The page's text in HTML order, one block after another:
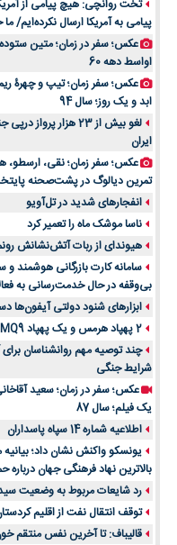
راهنمای جامع بهترین کفش
روزمره | بررسی ۱۲ مدل برتر
تخت روانچی: هیچ پیامی از
پیامی به آمریکا ارسال نکرده‌ایم/
عکس؛ سفر در زمان؛ متین
اواسط دهه 60
عکس؛ سفر زمان؛ تیپ و چهرۀ
ابد و یک روز؛ سال 94
لغو بیش از 23 هزار
ایران
عکس؛ سفر زمان؛ نقی، ارسطو،
تمرین دیالوگ در پشت‌صحنه
انفجارهای شدید در تل‌آویو
ناسا موشک ماه را تعمیر کرد
هیوندای از ربات آتش‌نشانش
سامانه کارت بازرگانی هوشمند و
بی‌وقفه در حال خدمت‌رسانی به
ابزارهای شنود دولتی آیفون‌ها
2 پهپاد هرمس و یک پهپاد MQ9 در اصفهان منهدم شد
چند توصیه مهم روانشناسان برای
شرایط جنگی
عکس؛ سفر در زمان؛ سعید
یک فیلم؛ سال 87
اطلاعیه شماره 14 سپاه پاسداران
یونسکو واکنش نشان داد؛
بالاترین نهاد فرهنگی جهان درباره
رد شایعات مربوط به وضعیت
توقف انتقال نفت از اقلیم
قالیباف: تا آخرین نفس منتقم